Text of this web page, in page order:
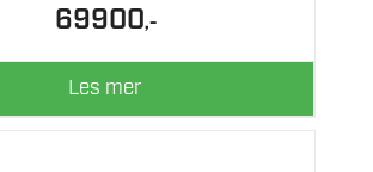
69900,-
Les mer